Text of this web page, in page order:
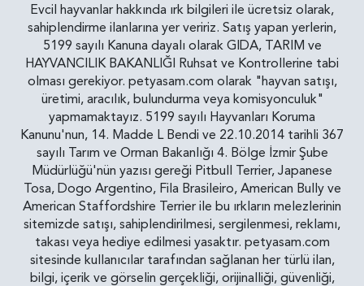
Evcil hayvanlar hakkında ırk bilgileri ile ücretsiz olarak,
sahiplendirme ilanlarına yer veririz. Satış yapan yerlerin,
5199 sayılı Kanuna dayalı olarak GIDA, TARIM ve
HAYVANCILIK BAKANLIĞI Ruhsat ve Kontrollerine tabi
olması gerekiyor. petyasam.com olarak "hayvan satışı,
üretimi, aracılık, bulundurma veya komisyonculuk"
yapmamaktayız. 5199 sayılı Hayvanları Koruma
Kanunu'nun, 14. Madde L Bendi ve 22.10.2014 tarihli 367
sayılı Tarım ve Orman Bakanlığı 4. Bölge İzmir Şube
Müdürlüğü'nün yazısı gereği Pitbull Terrier, Japanese
Tosa, Dogo Argentino, Fila Brasileiro, American Bully ve
American Staffordshire Terrier ile bu ırkların melezlerinin
sitemizde satışı, sahiplendirilmesi, sergilenmesi, reklamı,
takası veya hediye edilmesi yasaktır. petyasam.com
sitesinde kullanıcılar tarafından sağlanan her türlü ilan,
bilgi, içerik ve görselin gerçekliği, orijinalliği, güvenliği,